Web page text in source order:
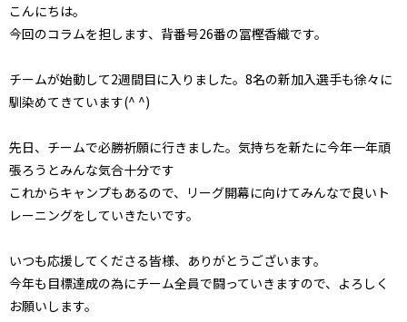
こんにちは。
今回のコラムを担します、背番号26番の冨樫香織です。
チームが始動して2週間目に入りました。8名の新加入選手も徐々に
馴染めてきています(^ ^)
先日、チームで必勝祈願に行きました。気持ちを新たに今年一年頑
張ろうとみんな気合十分です
これからキャンプもあるので、リーグ開幕に向けてみんなで良いト
レーニングをしていきたいです。
いつも応援してくださる皆様、ありがとうございます。
今年も目標達成の為にチーム全員で闘っていきますので、よろしく
お願いします。